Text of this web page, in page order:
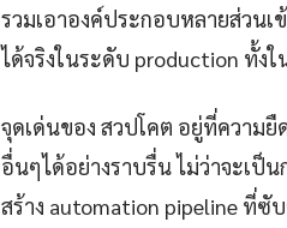
รวมเอาองค์ประกอบหลายส่วน
ได้จริงในระดับ production ทั้ง
จุดเด่นของ สวปโคต อยู่ที่ความ
อื่นๆได้อย่างราบรื่น ไม่ว่าจะเป็
สร้าง automation pipeline ที่ซั